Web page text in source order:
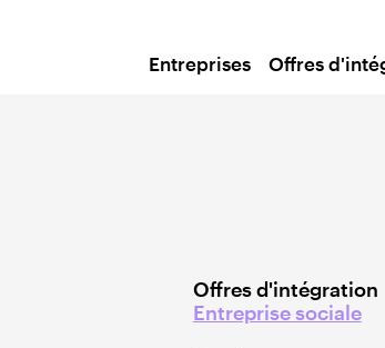
Entreprises Offres
Offres d'intégration
Entreprise sociale